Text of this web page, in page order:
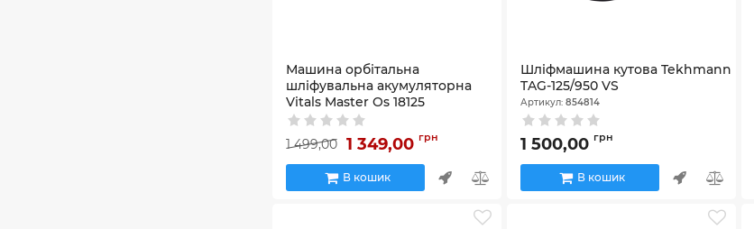
Машина орбітальна
шліфувальна акумуляторна
Vitals Master Os 18125
SmartLine+
1 499,00 1 349,00 грн
В кошик
Шліфмашина кутова Tekhmann
TAG-125/950 VS
Артикул:854814
1 500,00 грн
В кошик